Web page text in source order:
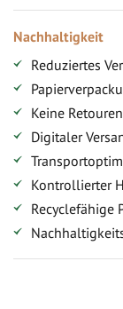
Nachhaltigkeit
Reduziertes
Keine
Digitaler
Kontrollierter
Recyclefähige